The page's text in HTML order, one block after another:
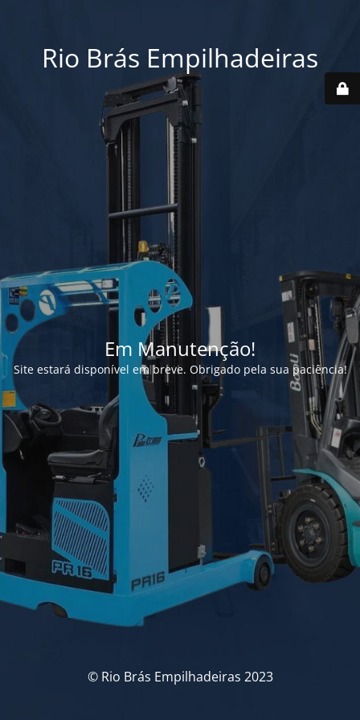
Rio Brás Empilhadeiras
Em Manutenção!
Site estará disponível em breve. Obrigado pela sua paciência!
© Rio Brás Empilhadeiras 2023